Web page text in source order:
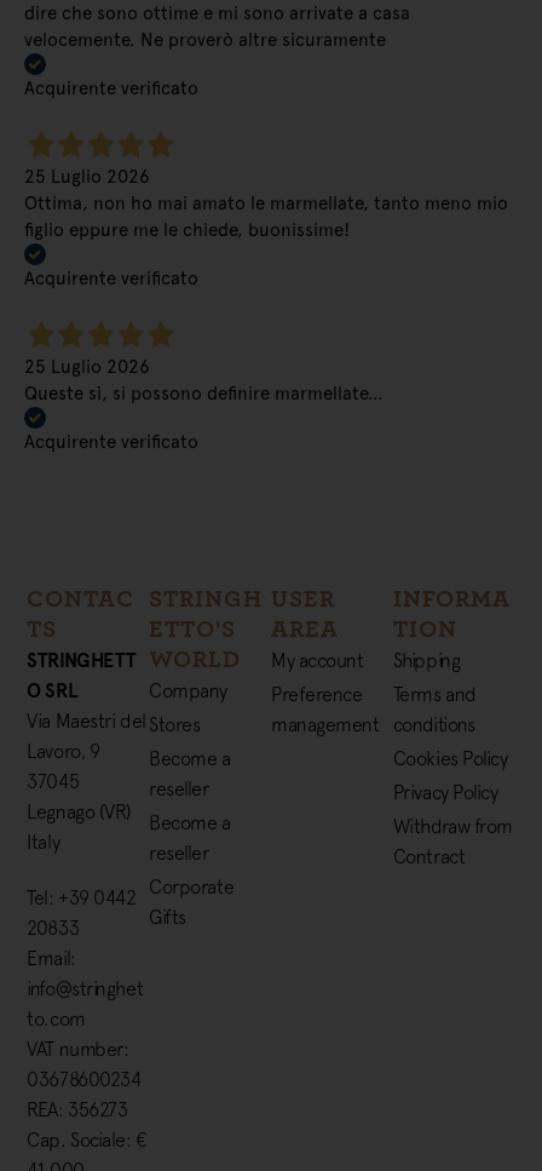
dire che sono ottime e mi sono arrivate a casa
velocemente. Ne proverò altre sicuramente
Acquirente verificato
25 Luglio 2026
Ottima, non ho mai amato le marmellate, tanto meno mio
figlio eppure me le chiede, buonissime!
Acquirente verificato
25 Luglio 2026
Queste sì, si possono definire marmellate…
Acquirente verificato
CONTAC
TS
STRINGHETT
O SRL
Via Maestri del
Lavoro, 9
37045
Legnago (VR)
Italy
Tel: +39 0442
20833
Email:
info@stringhet
to.com
VAT number:
03678600234
REA: 356273
Cap. Sociale: €
STRINGH
ETTO'S
WORLD
Company
Stores
Become a
reseller
Become a
reseller
Corporate
Gifts
USER
AREA
My account
Preference
management
INFORMA
TION
Shipping
Terms and
conditions
Cookies Policy
Privacy Policy
Withdraw from
Contract